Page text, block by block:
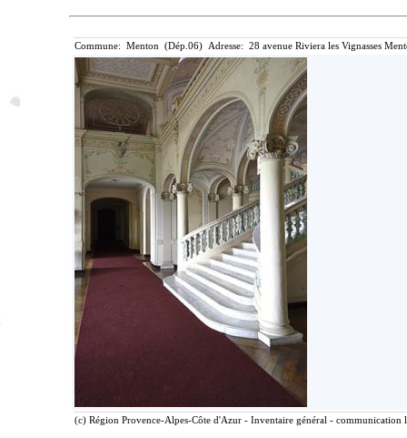
Commune: Menton (Dép.06) Adresse: 28 avenue Riviera les Vignasses
(c) Région Provence-Alpes-Côte d'Azur - Inventaire général -